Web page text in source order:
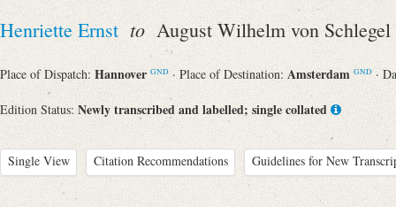
Henriette Ernst to August Wilhelm von Schlegel
Place of Dispatch: Hannover GND · Place of Destination: Amsterdam GND ·
Edition Status: Newly transcribed and labelled; single collated
Single View Citation Recommendations Guidelines for New